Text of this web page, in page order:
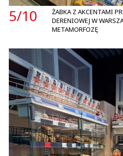
5/10
ŻABKA Z AKCENTAMI
DERENIOWEJ W
METAMORFOZĘ